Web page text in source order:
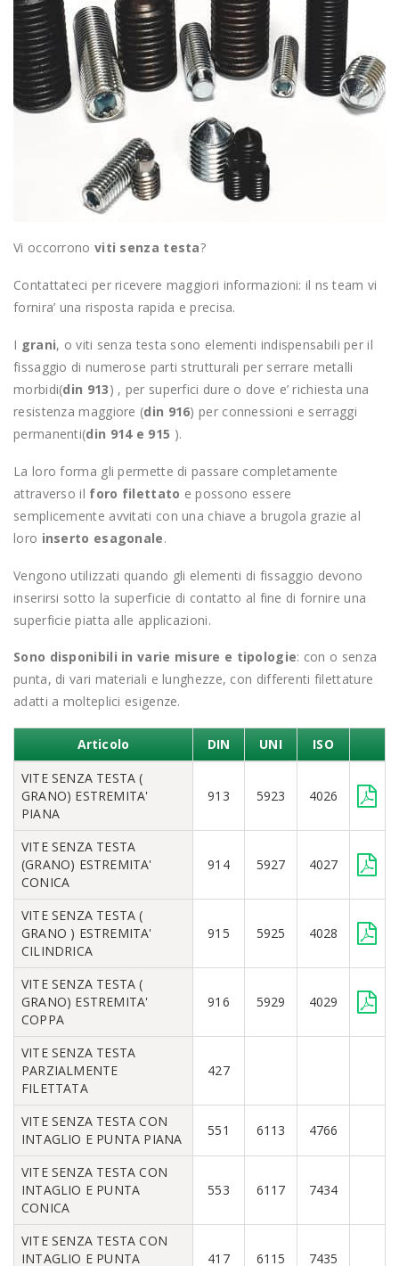
Vi occorrono viti senza testa?
Contattateci per ricevere maggiori informazioni: il ns team vi
fornira’ una risposta rapida e precisa.
I grani, o viti senza testa sono elementi indispensabili per il
fissaggio di numerose parti strutturali per serrare metalli
morbidi(din 913) , per superfici dure o dove e’ richiesta una
resistenza maggiore (din 916) per connessioni e serraggi
permanenti(din 914 e 915 ).
La loro forma gli permette di passare completamente
attraverso il foro filettato e possono essere
semplicemente avvitati con una chiave a brugola grazie al
loro inserto esagonale.
Vengono utilizzati quando gli elementi di fissaggio devono
inserirsi sotto la superficie di contatto al fine di fornire una
superficie piatta alle applicazioni.
Sono disponibili in varie misure e tipologie: con o senza
punta, di vari materiali e lunghezze, con differenti filettature
adatti a molteplici esigenze.
Articolo DIN UNI
ISO
VITE SENZA TESTA (
GRANO) ESTREMITA'
PIANA
913 5923 4026
VITE SENZA TESTA
(GRANO) ESTREMITA'
CONICA
914 5927 4027
VITE SENZA TESTA (
GRANO ) ESTREMITA'
CILINDRICA
915 5925 4028
VITE SENZA TESTA (
GRANO) ESTREMITA'
COPPA
916 5929 4029
VITE SENZA TESTA
PARZIALMENTE
FILETTATA
427
VITE SENZA TESTA CON
INTAGLIO E PUNTA PIANA
551 6113 4766
VITE SENZA TESTA CON
INTAGLIO E PUNTA
CONICA
553 6117 7434
VITE SENZA TESTA CON
INTAGLIO E PUNTA
417 6115 7435